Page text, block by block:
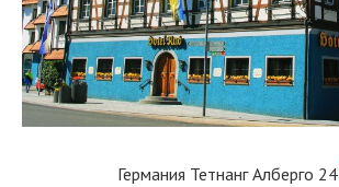
Германия Тетнанг Алберго 24